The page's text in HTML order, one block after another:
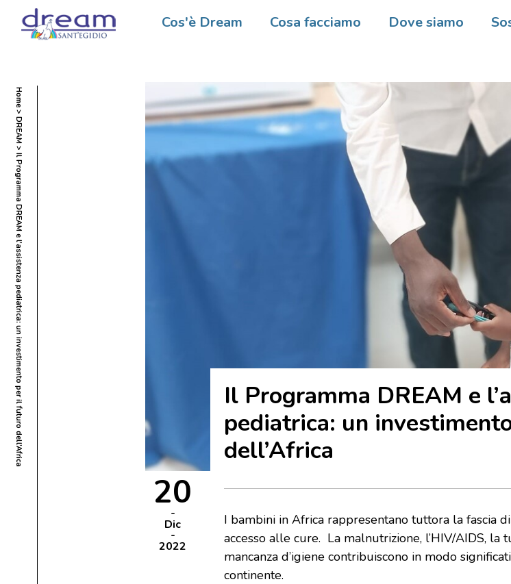
Cos'è Dream Cosa facciamo Dove siamo
Home
DREAM
Il Programma DREAM e l’assistenza pediatrica: un investimento per il futuro dell’Africa
20
Dic
2022
Il Programma DREAM e
pediatrica: un
dell’Africa
I bambini in Africa rappresentano tuttora la fascia
accesso alle cure. La malnutrizione, l’HIV/AIDS, la
mancanza d’igiene contribuiscono in modo
continente.